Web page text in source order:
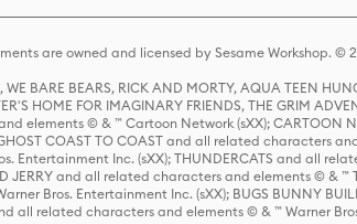
are owned and licensed by Sesame Workshop. ©
WE BARE BEARS, RICK AND MORTY, AQUA TEEN
HOME FOR IMAGINARY FRIENDS, THE GRIM
elements © & ™ Cartoon Network (sXX); CARTOON
GHOST COAST TO COAST and all related characters
Inc. (sXX); THUNDERCATS and all
JERRY and all related characters and elements © & ™
Bros. Entertainment Inc. (sXX); BUGS BUNNY
all related characters and elements © & ™ Warner